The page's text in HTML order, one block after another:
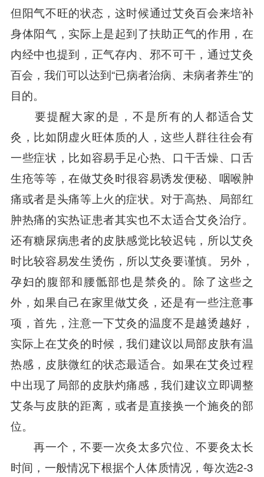
但阳气不旺的状态，这时候通过艾灸百会来培补
身体阳气，实际上是起到了扶助正气的作用，在
内经中也提到，正气存内、邪不可干，通过艾灸
百会，我们可以达到“已病者治病、未病者养生”的
目的。
要提醒大家的是，不是所有的人都适合艾
灸，比如阴虚火旺体质的人，这些人群往往会有
一些症状，比如容易手足心热、口干舌燥、口舌
生疮等等，在做艾灸时很容易诱发便秘、咽喉肿
痛或者是头痛等上火的症状。对于高热、局部红
肿热痛的实热证患者其实也不太适合艾灸治疗。
还有糖尿病患者的皮肤感觉比较迟钝，所以艾灸
时比较容易发生烫伤，所以艾灸要谨慎。另外，
孕妇的腹部和腰骶部也是禁灸的。除了这些之
外，如果自己在家里做艾灸，还是有一些注意事
项，首先，注意一下艾灸的温度不是越烫越好，
实际上在艾灸的时候，我们建议以局部皮肤有温
热感，皮肤微红的状态最适合。如果在艾灸过程
中出现了局部的皮肤灼痛感，我们建议立即调整
艾条与皮肤的距离，或者是直接换一个施灸的部
位。
再一个，不要一次灸太多穴位、不要灸太长
时间，一般情况下根据个人体质情况，每次选2-3